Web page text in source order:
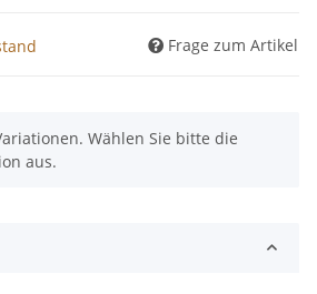
Frage zum Artikel
Wählen Sie bitte die
aus.